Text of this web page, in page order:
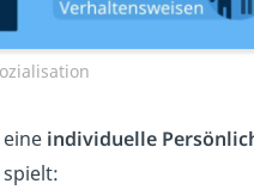
individuelle